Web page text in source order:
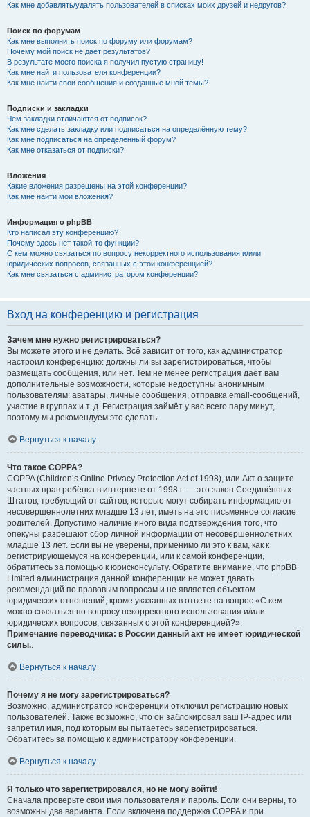
Как мне добавлять/удалять пользователей в списках моих друзей и недругов?
Поиск по форумам
Как мне выполнить поиск по форуму или форумам?
Почему мой поиск не даёт результатов?
В результате моего поиска я получил пустую страницу!
Как мне найти пользователя конференции?
Как мне найти свои сообщения и созданные мной темы?
Подписки и закладки
Чем закладки отличаются от подписок?
Как мне сделать закладку или подписаться на определённую тему?
Как мне подписаться на определённый форум?
Как мне отказаться от подписки?
Вложения
Какие вложения разрешены на этой конференции?
Как мне найти мои вложения?
Информация о phpBB
Кто написал эту конференцию?
Почему здесь нет такой-то функции?
С кем можно связаться по вопросу некорректного использования и/или
юридических вопросов, связанных с этой конференцией?
Как мне связаться с администратором конференции?
Вход на конференцию и регистрация
Зачем мне нужно регистрироваться?
Вы можете этого и не делать. Всё зависит от того, как администратор
настроил конференцию: должны ли вы зарегистрироваться, чтобы
размещать сообщения, или нет. Тем не менее регистрация даёт вам
дополнительные возможности, которые недоступны анонимным
пользователям: аватары, личные сообщения, отправка email-сообщений,
участие в группах и т. д. Регистрация займёт у вас всего пару минут,
поэтому мы рекомендуем это сделать.
Вернуться к началу
Что такое COPPA?
COPPA (Children’s Online Privacy Protection Act of 1998), или Акт о защите
частных прав ребёнка в интернете от 1998 г. — это закон Соединённых
Штатов, требующий от сайтов, которые могут собирать информацию от
несовершеннолетних младше 13 лет, иметь на это письменное согласие
родителей. Допустимо наличие иного вида подтверждения того, что
опекуны разрешают сбор личной информации от несовершеннолетних
младше 13 лет. Если вы не уверены, применимо ли это к вам, как к
регистрирующемуся на конференции, или к самой конференции,
обратитесь за помощью к юрисконсульту. Обратите внимание, что phpBB
Limited администрация данной конференции не может давать
рекомендаций по правовым вопросам и не является объектом
юридических отношений, кроме указанных в ответе на вопрос «С кем
можно связаться по вопросу некорректного использования и/или
юридических вопросов, связанных с этой конференцией?».
Примечание переводчика: в России данный акт не имеет юридической
силы..
Вернуться к началу
Почему я не могу зарегистрироваться?
Возможно, администратор конференции отключил регистрацию новых
пользователей. Также возможно, что он заблокировал ваш IP-адрес или
запретил имя, под которым вы пытаетесь зарегистрироваться.
Обратитесь за помощью к администратору конференции.
Вернуться к началу
Я только что зарегистрировался, но не могу войти!
Сначала проверьте свои имя пользователя и пароль. Если они верны, то
возможны два варианта. Если включена поддержка COPPA и при